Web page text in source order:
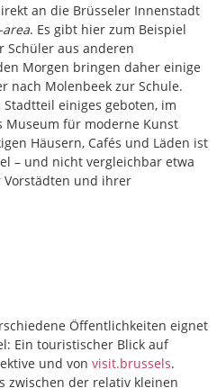
an die Brüsseler Innenstadt
area. Es gibt hier zum Beispiel
Schüler aus anderen
Morgen bringen daher einige
nach Molenbeek zur Schule.
einiges geboten, im
Museum für moderne Kunst
Häusern, Cafés und Läden ist
– und nicht vergleichbar etwa
Vorstädten und ihrer
Öffentlichkeiten eignet
Ein touristischer Blick auf
und von visit.brussels.
zwischen der relativ kleinen